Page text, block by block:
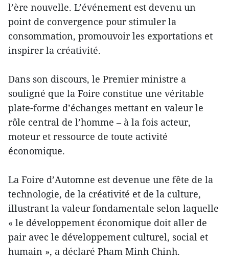
l’ère nouvelle. L’événement est devenu un
point de convergence pour stimuler la
consommation, promouvoir les exportations et
inspirer la créativité.
Dans son discours, le Premier ministre a
souligné que la Foire constitue une véritable
plate-forme d’échanges mettant en valeur le
rôle central de l’homme – à la fois acteur,
moteur et ressource de toute activité
économique.
La Foire d’Automne est devenue une fête de la
technologie, de la créativité et de la culture,
illustrant la valeur fondamentale selon laquelle
« le développement économique doit aller de
pair avec le développement culturel, social et
humain », a déclaré Pham Minh Chinh.